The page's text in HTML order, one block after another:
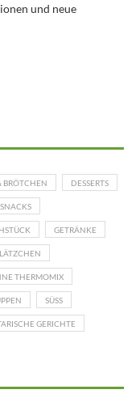
und neue
BRÖTCHEN DESSERTS
GETRÄNKE
THERMOMIX
SÜSS
GERICHTE